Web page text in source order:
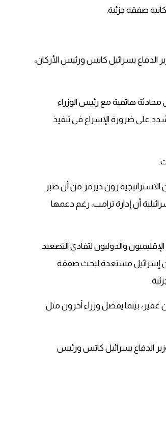
صفقة جزئية.
الدفاع يسرائيل كاتس ورئيس الأركان،
هاتفية مع رئيس الوزراء
على ضرورة الإسراع في تنفيذ
الاستراتيجية رون ديرمر من أن صبر
أن إدارة ترامب، رغم دعمها
والدوليون لتفادي التصعيد.
أن إسرائيل مستعدة لبحث صفقة
بينما يفضل وزراء آخرون مثل
الدفاع يسرائيل كاتس ورئيس